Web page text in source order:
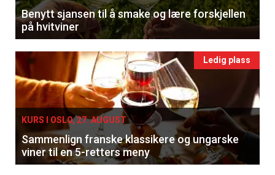
Benytt sjansen til å smake og lære forskjellen
på hvitviner
Ledig plass
KURS I OSLO, 27. AUGUST
Sammenlign franske klassikere og ungarske
viner til en 5-retters meny